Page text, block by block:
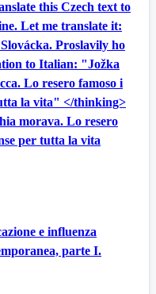
this Czech text to
Let me translate it:
Proslavily ho
to Italian: "Jožka
Lo resero famoso i
la vita" </thinking>
morava. Lo resero
per tutta la vita
e influenza
parte I.